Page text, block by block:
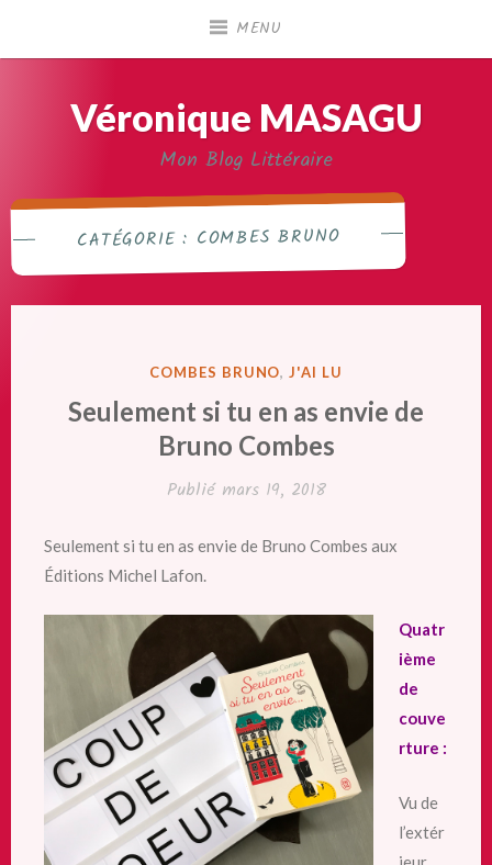
MENU
Véronique MASAGU
Mon Blog Littéraire
CATÉGORIE : COMBES BRUNO
PUBLIÉ
COMBES BRUNO,J'AI LU
Seulement si tu en as envie de
Bruno Combes
Publié mars 19, 2018
Seulement si tu en as envie de Bruno Combes aux
Éditions Michel Lafon.
Quatr
ième
de
couve
rture :
Vu de
l’extér